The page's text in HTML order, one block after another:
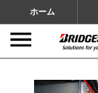
ホーム